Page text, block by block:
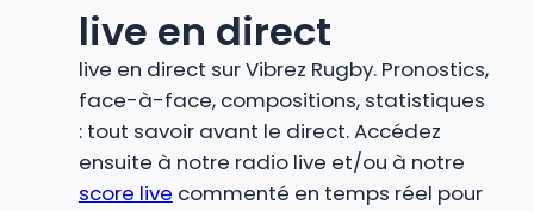
live en direct
live en direct sur Vibrez Rugby. Pronostics,
face-à-face, compositions, statistiques
: tout savoir avant le direct. Accédez
ensuite à notre radio live et/ou à notre
score live commenté en temps réel pour